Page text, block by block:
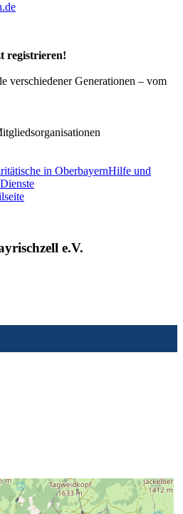
registrieren!
in OberbayernHilfe und
e.V.